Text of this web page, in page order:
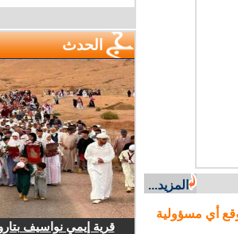
المزيد...
أي مسؤولية
الحدث
قرية إيمي نواسيف